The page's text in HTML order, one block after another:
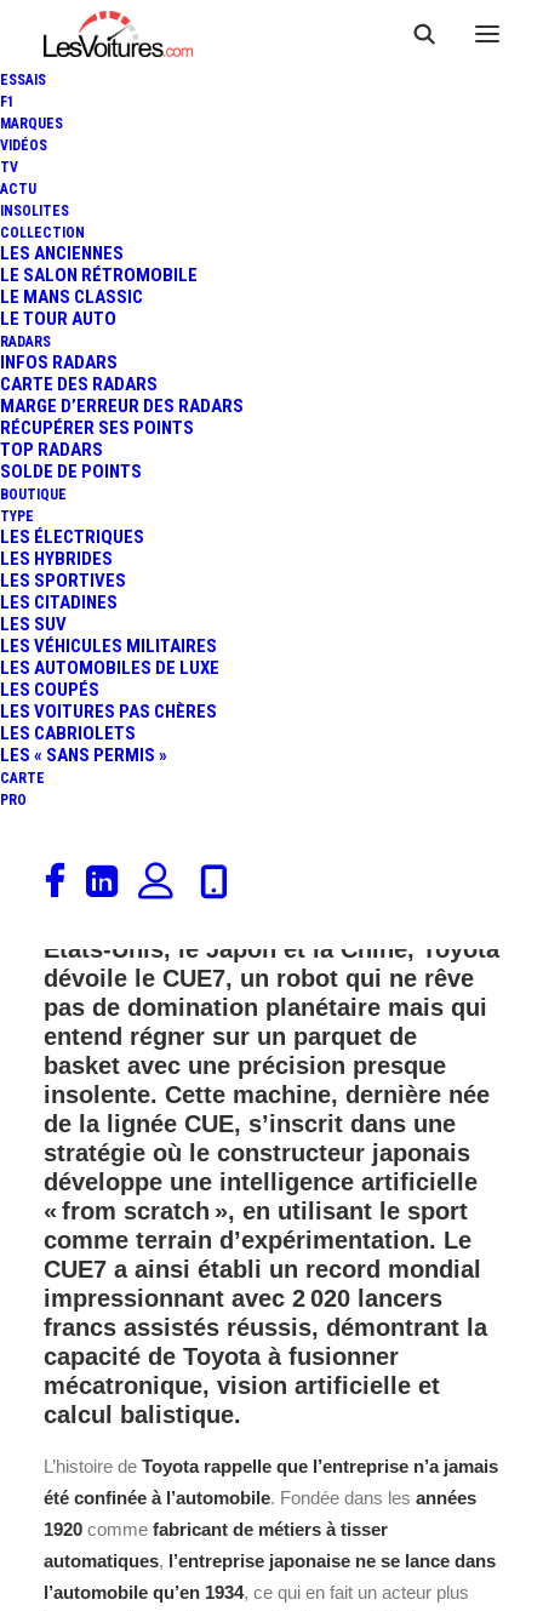
ESSAIS
F1
MARQUES
VIDÉOS
TV
ACTU
INSOLITES
COLLECTION
LES ANCIENNES
LE SALON RÉTROMOBILE
LE MANS CLASSIC
LE TOUR AUTO
RADARS
INFOS RADARS
CARTE DES RADARS
MARGE D’ERREUR DES RADARS
RÉCUPÉRER SES POINTS
TOP RADARS
SOLDE DE POINTS
BOUTIQUE
TYPE
LES ÉLECTRIQUES
LES HYBRIDES
LES SPORTIVES
LES CITADINES
LES SUV
LES VÉHICULES MILITAIRES
LES AUTOMOBILES DE LUXE
LES COUPÉS
LES VOITURES PAS CHÈRES
LES CABRIOLETS
LES « SANS PERMIS »
CARTE
PRO
CUE7 EST-IL VRAIMENT PLUS
FORT QUE VICTOR
5 Minutes
Dans un monde où la robotique
humanoïde devient le nouveau champ
États‑Unis, le Japon et la Chine, Toyota
dévoile le CUE7, un robot qui ne rêve
pas de domination planétaire mais qui
entend régner sur un parquet de
basket avec une précision presque
insolente. Cette machine, dernière née
de la lignée CUE, s’inscrit dans une
stratégie où le constructeur japonais
développe une intelligence artificielle
« from scratch », en utilisant le sport
comme terrain d’expérimentation. Le
CUE7 a ainsi établi un record mondial
impressionnant avec 2 020 lancers
francs assistés réussis, démontrant la
capacité de Toyota à fusionner
mécatronique, vision artificielle et
calcul balistique.
L’histoire de Toyotarappelle que l’entreprise n’a jamais
été confinée à l’automobile. Fondée dans les années
1920 comme fabricant de métiers à tisser
automatiques, l’entreprise japonaise ne se lance dans
l’automobile qu’en 1934, ce qui en fait un acteur plus